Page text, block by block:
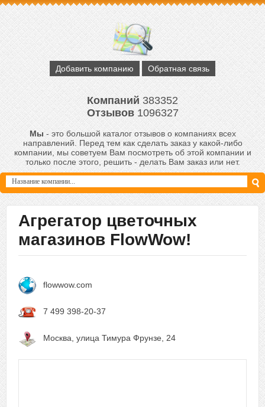
Добавить компанию Обратная связь
Компаний383352
Отзывов1096327
Мы- это большой каталог отзывов о компаниях всех
направлений. Перед тем как сделать заказ у какой-либо
компании, мы советуем Вам посмотреть об этой компании и
только после этого, решить - делать Вам заказ или нет.
Агрегатор цветочных
магазинов FlowWow!
flowwow.com
7 499 398-20-37
Москва, улица Тимура Фрунзе, 24